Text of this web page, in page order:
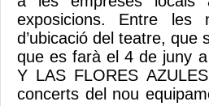
exposicions. Entre les
d’ubicació del teatre, que
que es farà el 4 de juny
Y LAS FLORES
concerts del nou